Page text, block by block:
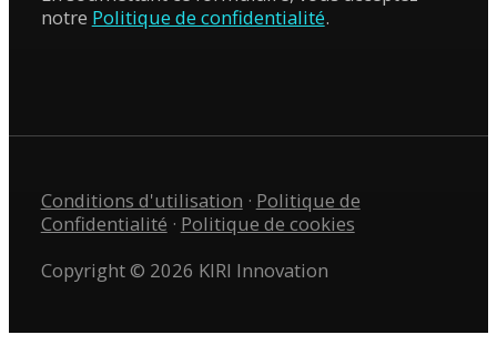
notre Politique de confidentialité.
Conditions d'utilisation · Politique de
Confidentialité · Politique de cookies
Copyright © 2026 KIRI Innovation